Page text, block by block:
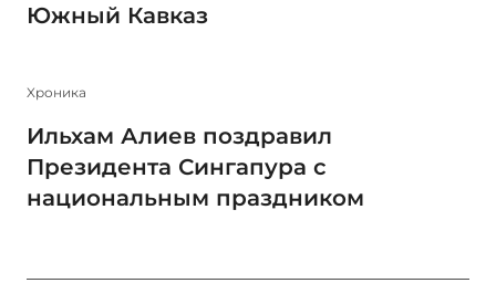
Южный Кавказ
Xроника
Ильхам Алиев поздравил
Президента Сингапура с
национальным праздником